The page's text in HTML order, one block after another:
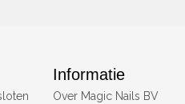
Informatie
Over Magic Nails BV